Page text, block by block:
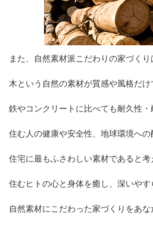
また、自然素材派こだわりの家づくり
木という自然の素材が質感や風格だけ
鉄やコンクリートに比べても耐久性・
住む人の健康や安全性、地球環境への
住宅に最もふさわしい素材であると考
住むヒトの心と身体を癒し、深いや
自然素材にこだわった家づくりをあな